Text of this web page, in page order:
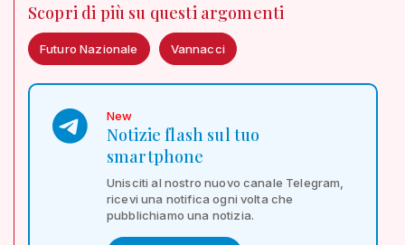
Scopri di più su questi argomenti
Futuro Nazionale Vannacci
New
Notizie flash sul tuo
smartphone
Unisciti al nostro nuovo canale Telegram,
ricevi una notifica ogni volta che
pubblichiamo una notizia.